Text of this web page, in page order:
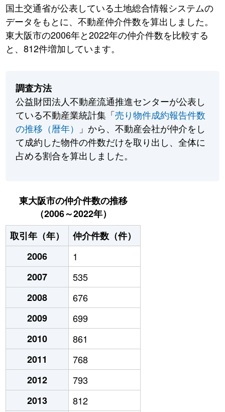
国土交通省が公表している土地総合情報システムの
データをもとに、不動産仲介件数を算出しました。
東大阪市の2006年と2022年の仲介件数を比較する
と、812件増加しています。
調査方法
公益財団法人不動産流通推進センターが公表し
ている不動産業統計集「売り物件成約報告件数
の推移（暦年）
」から、不動産会社が仲介をし
て成約した物件の件数だけを取り出し、全体に
占める割合を算出しました。
東大阪市の仲介件数の推移
（2006～2022年）
取引年（年）
仲介件数（件）
2006
1
2007
535
2008
676
2009
699
2010
861
2011
768
2012
793
2013
812